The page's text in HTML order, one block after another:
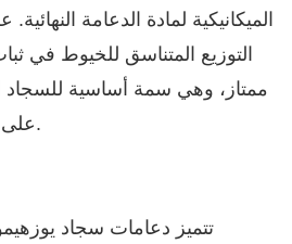
الميكانيكية لمادة الدعامة
التوزيع المتناسق للخيوط في
ممتاز، وهي سمة أساسية للسجاد
على شكله مع مرور الوقت.
تتميز دعامات سجاد